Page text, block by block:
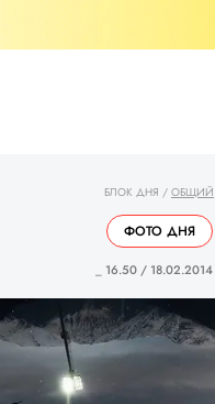
БЛОК ДНЯ / ОБЩИЙ
ФОТО ДНЯ
_ 16.50 / 18.02.2014 _